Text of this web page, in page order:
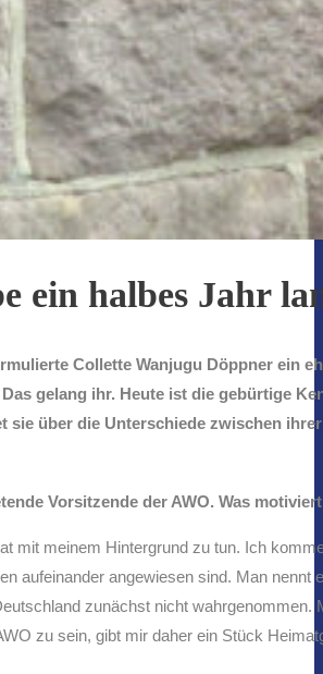
ein halbes Jahr
Collette Wanjugu Döppner ein
gelang ihr. Heute ist die gebürtige
sie über die Unterschiede zwischen
Vorsitzende der AWO. Was
mit meinem Hintergrund zu tun. Ich
aufeinander angewiesen sind. Man
zunächst nicht
zu sein, gibt mir daher ein Stück